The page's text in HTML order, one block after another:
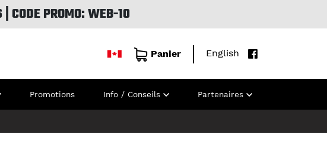
CODE PROMO: WEB-10
Panier English
Promotions Info / Conseils Partenaires